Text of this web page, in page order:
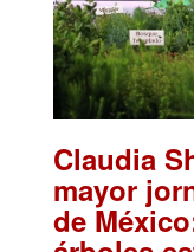
Claudia
mayor
de